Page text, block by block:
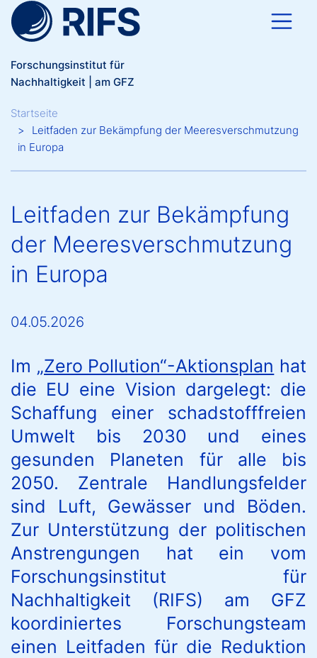
Direkt zum Inhalt
Forschungsinstitut für
Nachhaltigkeit | am GFZ
Breadcrumb
Startseite
Leitfaden zur Bekämpfung der Meeresverschmutzung
in Europa
Leitfaden zur Bekämpfung
der Meeresverschmutzung
in Europa
04.05.2026
Im „Zero Pollution“-Aktionsplan hat
die EU eine Vision dargelegt: die
Schaffung einer schadstofffreien
Umwelt bis 2030 und eines
gesunden Planeten für alle bis
2050. Zentrale Handlungsfelder
sind Luft, Gewässer und Böden.
Zur Unterstützung der politischen
Anstrengungen hat ein vom
Forschungsinstitut für
Nachhaltigkeit (RIFS) am GFZ
koordiniertes Forschungsteam
einen Leitfaden für die Reduktion